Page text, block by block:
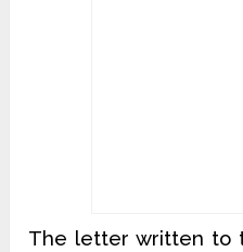
The letter written to